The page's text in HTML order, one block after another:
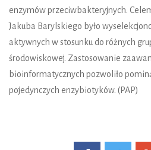
enzymów przeciwbakteryjnych.
Jakuba Barylskiego było
aktywnych w stosunku do różnych
środowiskowej. Zastosowanie
bioinformatycznych pozwoliło
pojedynczych enzybiotyków. (PAP)